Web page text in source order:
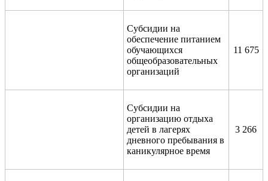
Субсидии на
обеспечение питанием
обучающихся
общеобразовательных
организаций
11 675
Субсидии на
организацию отдыха
детей в лагерях
дневного пребывания в
каникулярное время
3 266